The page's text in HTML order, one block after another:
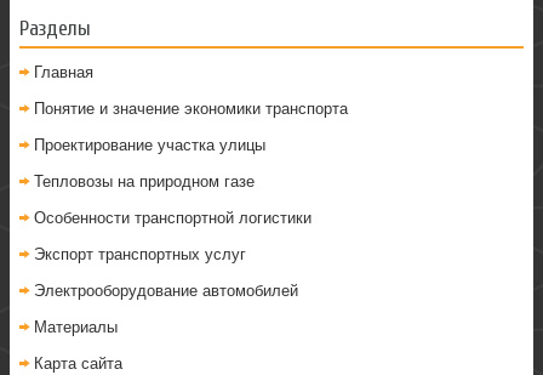
Разделы
Главная
Понятие и значение экономики транспорта
Проектирование участка улицы
Тепловозы на природном газе
Особенности транспортной логистики
Экспорт транспортных услуг
Электрооборудование автомобилей
Материалы
Карта сайта